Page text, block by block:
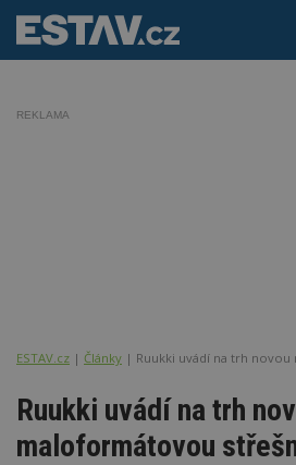
REKLAMA
ESTAV.cz Články Ruukki uvádí na trh
Ruukki uvádí na trh
maloformátovou